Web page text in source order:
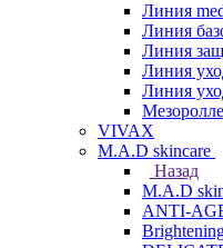
Линия
Линия
Линия
Линия
Линия
VIVAX
M.A.D skincare
Назад
M.A.D
ANTI-